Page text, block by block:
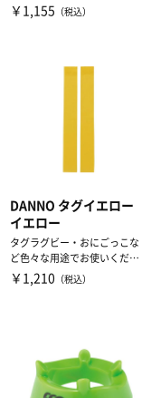
い。
￥1,155 （税込）
DANNO タグイエロー
イエロー
タグラグビー・おにごっこな
ど色々な用途でお使いくださ
い。
￥1,210 （税込）